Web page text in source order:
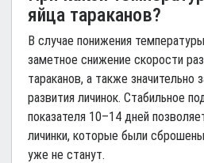
яйца тараканов?
В случае понижения
заметное снижение скорости
тараканов, а также значительно
развития личинок. Стабильное
показателя 10–14 дней
личинки, которые были
уже не станут.